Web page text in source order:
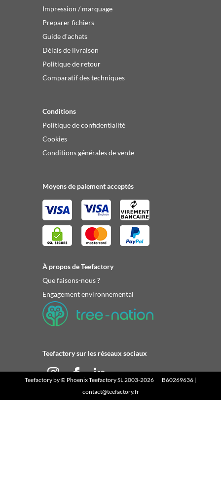
Impression / marquage
Preparer fichiers
Guide d'achats
Délais de livraison
Politique de retour
Comparatif des techniques
Conditions
Politique de confidentialité
Cookies
Conditions générales de vente
Moyens de paiement acceptés
À propos de Teefactory
Que faisons-nous ?
Engagement environnemental
Teefactory sur les réseaux sociaux
Teefactoryby © Phoenix Teefactory SL2003-2026 B60269636 |
contact@teefactory.fr